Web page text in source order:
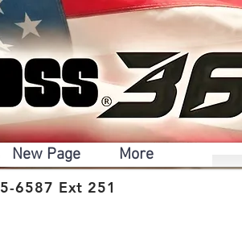
New Page More
6587 Ext 251